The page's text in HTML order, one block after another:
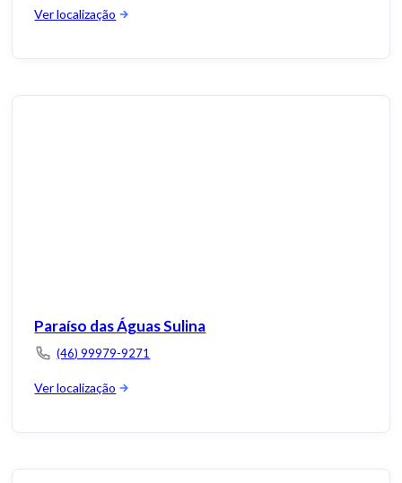
Ver localização
Paraíso das Águas Sulina
(46) 99979-9271
Ver localização